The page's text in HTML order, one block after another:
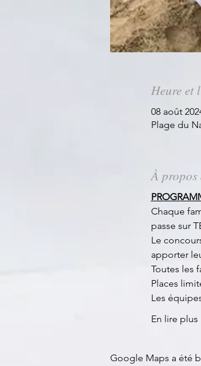
Heure et
08 août
Plage du
À propos
Chaque
passe sur
Le
apporter
Toutes les
Places
Les
En lire plus
Google Maps a été